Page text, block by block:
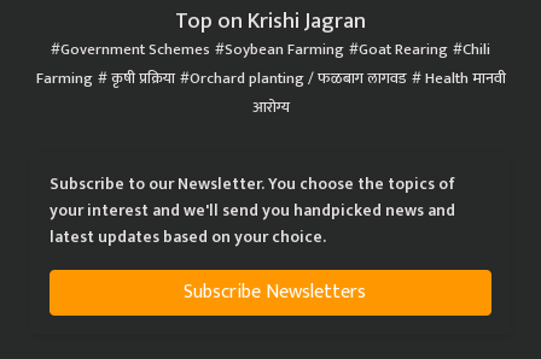
Top on Krishi Jagran
Government Schemes Soybean Farming Goat Rearing Chili
Farming कृषी प्रक्रिया Orchard planting / फळबाग लागवड Health मानवी
आरोग्य
Subscribe to our Newsletter. You choose the topics of
your interest and we'll send you handpicked news and
latest updates based on your choice.
Subscribe Newsletters